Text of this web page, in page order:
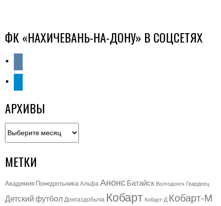
ФК «НАХИЧЕВАНЬ-НА-ДОНУ» В СОЦСЕТЯХ
АРХИВЫ
МЕТКИ
Академия Понедельника Альфа Анонс Батайск Волгодонск Гвардеец
Детский футбол Донгаздобыча Кобарт Кобарт-Д Кобарт-М